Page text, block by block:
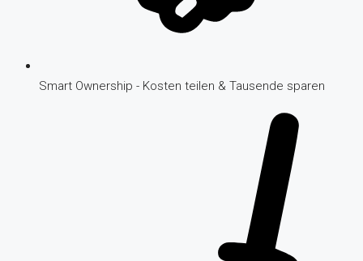
Smart Ownership - Kosten teilen & Tausende sparen